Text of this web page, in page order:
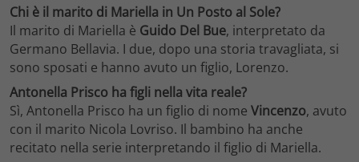
Chi è il marito di Mariella in Un Posto al Sole?
Il marito di Mariella è Guido Del Bue, interpretato da
Germano Bellavia. I due, dopo una storia travagliata, si
sono sposati e hanno avuto un figlio, Lorenzo.
Antonella Prisco ha figli nella vita reale?
Sì, Antonella Prisco ha un figlio di nome Vincenzo, avuto
con il marito Nicola Lovriso. Il bambino ha anche
recitato nella serie interpretando il figlio di Mariella.